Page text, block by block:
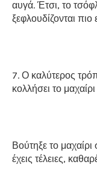
αυγά. Έτσι, το
ξεφλουδίζονται πιο
7. Ο καλύτερος
κολλήσει το μαχαίρι
Βούτηξε το
έχεις τέλειες,